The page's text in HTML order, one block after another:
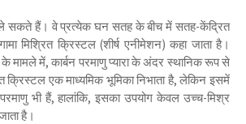
ले सकते हैं। वे प्रत्येक घन सतह के बीच में सतह-केंद्रित
मिश्रित क्रिस्टल (शीर्ष एनीमेशन) कहा जाता है।
मामले में, कार्बन परमाणु प्यारा के अंदर स्थानिक रूप से
क्रिस्टल एक माध्यमिक भूमिका निभाता है, लेकिन इसमें
भी हैं, हालांकि, इसका उपयोग केवल उच्च-मिश्र
है।